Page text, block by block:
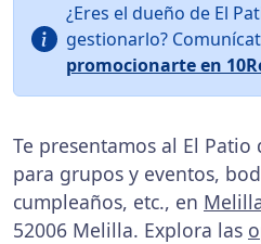
¿Eres el dueño de El
gestionarlo?
promocionarte en
Te presentamos al El Patio
para grupos y eventos,
cumpleaños, etc., en
52006 Melilla. Explora las